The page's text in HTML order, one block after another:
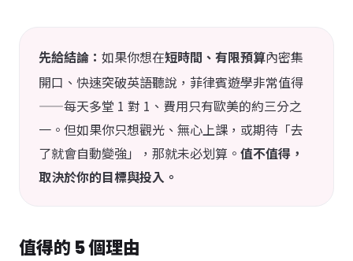
先給結論： 如果你想在短時間、有限預算內密集
開口、快速突破英語聽說，菲律賓遊學非常值得
——每天多堂 1 對 1、費用只有歐美的約三分之
一。但如果你只想觀光、無心上課，或期待「去
了就會自動變強」，那就未必划算。 值不值得，
取決於你的目標與投入。
值得的 5 個理由